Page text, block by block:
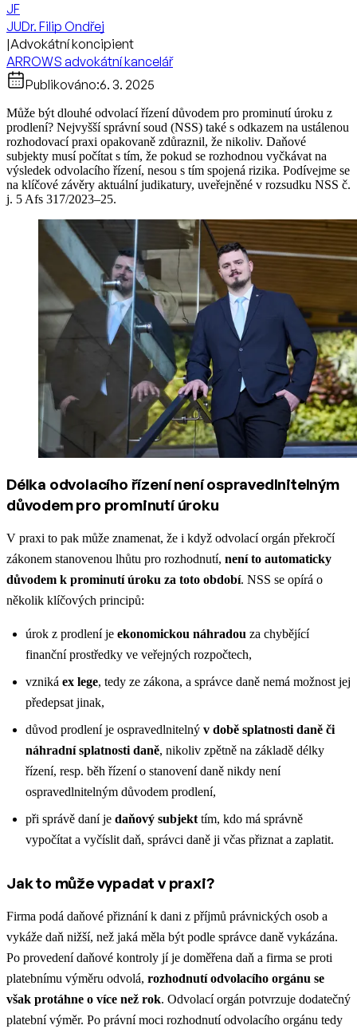
JF
JUDr. Filip Ondřej
|Advokátní koncipient
ARROWS advokátní kancelář
Publikováno:6. 3. 2025
Může být dlouhé odvolací řízení důvodem pro prominutí úroku z
prodlení? Nejvyšší správní soud (NSS) také s odkazem na ustálenou
rozhodovací praxi opakovaně zdůraznil, že nikoliv. Daňové
subjekty musí počítat s tím, že pokud se rozhodnou vyčkávat na
výsledek odvolacího řízení, nesou s tím spojená rizika. Podívejme se
na klíčové závěry aktuální judikatury, uveřejněné v rozsudku NSS č.
j. 5 Afs 317/2023–25.
Délka odvolacího řízení není ospravedlnitelným
důvodem pro prominutí úroku
V praxi to pak může znamenat, že i když odvolací orgán překročí
zákonem stanovenou lhůtu pro rozhodnutí, není to automaticky
důvodem k prominutí úroku za toto období. NSS se opírá o
několik klíčových principů:
úrok z prodlení je ekonomickou náhradou za chybějící
finanční prostředky ve veřejných rozpočtech,
vzniká ex lege, tedy ze zákona, a správce daně nemá možnost jej
předepsat jinak,
důvod prodlení je ospravedlnitelný v době splatnosti daně či
náhradní splatnosti daně, nikoliv zpětně na základě délky
řízení, resp. běh řízení o stanovení daně nikdy není
ospravedlnitelným důvodem prodlení,
při správě daní je daňový subjekt tím, kdo má správně
vypočítat a vyčíslit daň, správci daně ji včas přiznat a zaplatit.
Jak to může vypadat v praxi?
Firma podá daňové přiznání k dani z příjmů právnických osob a
vykáže daň nižší, než jaká měla být podle správce daně vykázána.
Po provedení daňové kontroly jí je doměřena daň a firma se proti
platebnímu výměru odvolá, rozhodnutí odvolacího orgánu se
však protáhne o více než rok. Odvolací orgán potvrzuje dodatečný
platební výměr. Po právní moci rozhodnutí odvolacího orgánu tedy